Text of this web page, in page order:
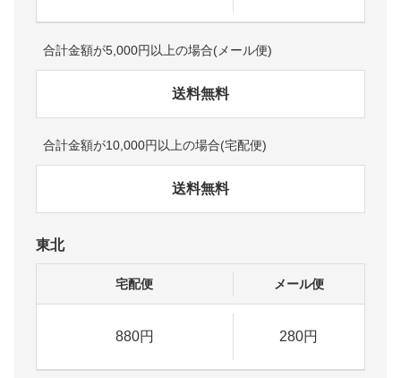
合計金額が5,000円以上の場合(メール便)
送料無料
合計金額が10,000円以上の場合(宅配便)
送料無料
東北
宅配便 メール便
880円 280円